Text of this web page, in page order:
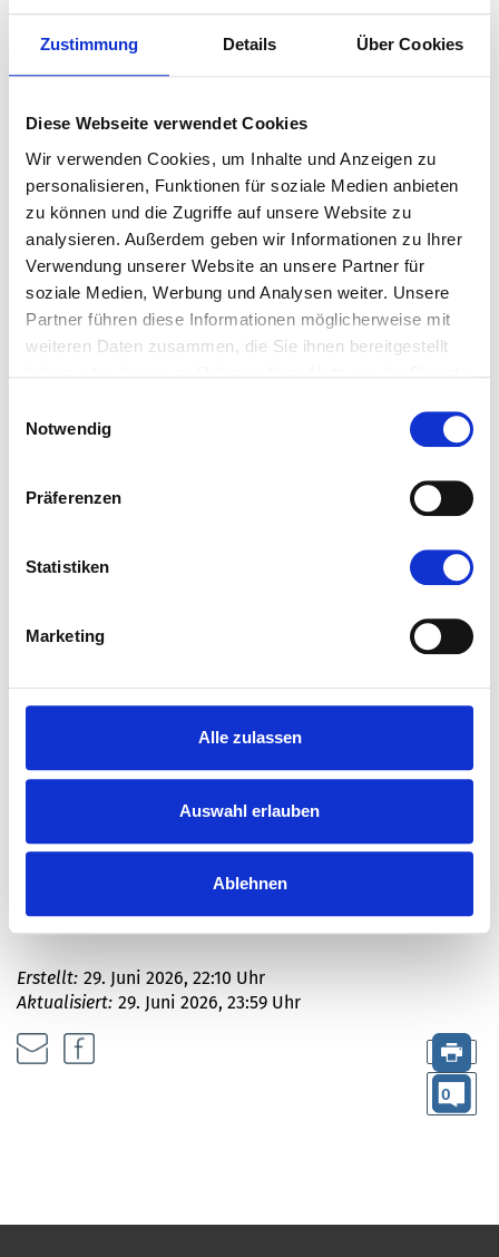
Zustimmung Details Über Cookies
Diese Webseite verwendet Cookies
Wir verwenden Cookies, um Inhalte und Anzeigen zu
personalisieren, Funktionen für soziale Medien anbieten
zu können und die Zugriffe auf unsere Website zu
analysieren. Außerdem geben wir Informationen zu Ihrer
Verwendung unserer Website an unsere Partner für
soziale Medien, Werbung und Analysen weiter. Unsere
Partner führen diese Informationen möglicherweise mit
weiteren Daten zusammen, die Sie ihnen bereitgestellt
Notwendig
Präferenzen
Statistiken
Marketing
Alle zulassen
Auswahl erlauben
Ablehnen
1,70 Meter groß und hatte dunkle Haare sowie eine
dünne Figur. Eine seiner Waden war tätowiert. Er
trug eine „Gucci“-Schildmütze, ein blaues T-Shirt und
07 11 / 89 90 - 57 78 bei der Kriminalpolizei zu melden.
Erstellt: 29. Juni 2026, 22:10 Uhr
Aktualisiert: 29. Juni 2026, 23:59 Uhr
0